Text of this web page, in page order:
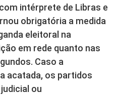
intérprete de Libras e
obrigatória a medida
eleitoral na
em rede quanto nas
Caso a
acatada, os partidos
ou